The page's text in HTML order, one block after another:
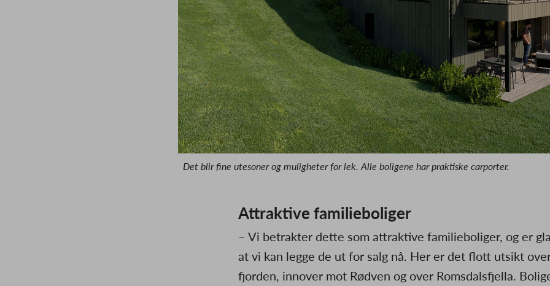
Det blir fine utesoner og muligheter for lek. Alle boligene har praktiske carporter.
Attraktive familieboliger
– Vi betrakter dette som attraktive familieboliger, og er
at vi kan legge de ut for salg nå. Her er det flott utsikt
fjorden, innover mot Rødven og over Romsdalsfjella.